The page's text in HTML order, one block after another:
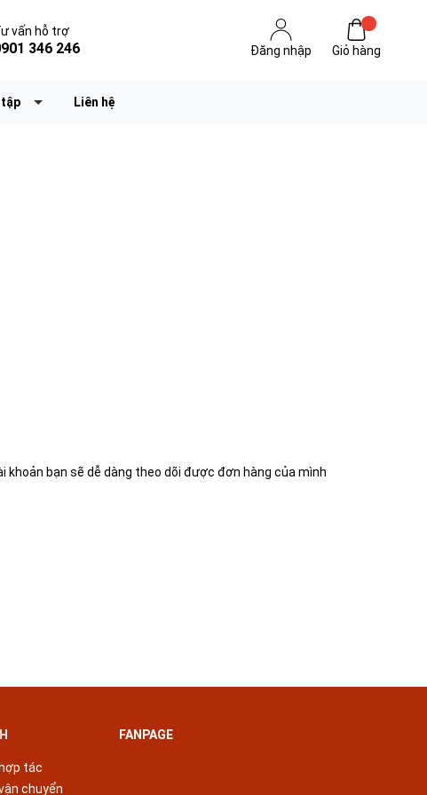
vấn hỗ trợ
346 246 Đăng nhập Giỏ hàng
Liên hệ
khoản bạn sẽ dễ dàng theo dõi được đơn hàng của mình
tác
chuyển
FANPAGE